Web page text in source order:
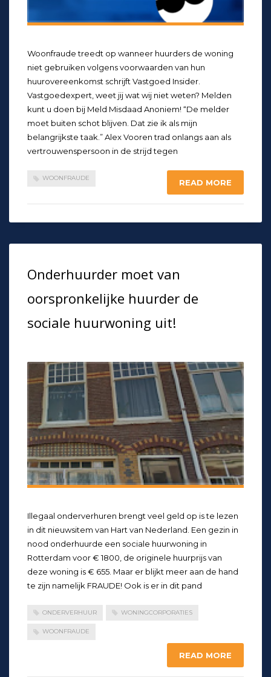
Woonfraude treedt op wanneer huurders de woning
niet gebruiken volgens voorwaarden van hun
huurovereenkomst schrijft Vastgoed Insider.
Vastgoedexpert, weet jij wat wij niet weten? Melden
kunt u doen bij Meld Misdaad Anoniem! “De melder
moet buiten schot blijven. Dat zie ik als mijn
belangrijkste taak.” Alex Vooren trad onlangs aan als
vertrouwenspersoon in de strijd tegen
WOONFRAUDE READ MORE
Onderhuurder moet van
oorspronkelijke huurder de
sociale huurwoning uit!
Illegaal onderverhuren brengt veel geld op is te lezen
in dit nieuwsitem van Hart van Nederland. Een gezin in
nood onderhuurde een sociale huurwoning in
Rotterdam voor € 1800, de originele huurprijs van
deze woning is € 655. Maar er blijkt meer aan de hand
te zijn namelijk FRAUDE! Ook is er in dit pand
ONDERVERHUUR WONINGCORPORATIES
WOONFRAUDE
READ MORE